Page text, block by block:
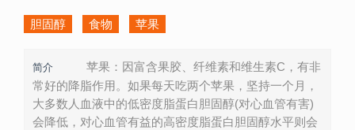
胆固醇 食物 苹果
简介
苹果：因富含果胶、纤维素和维生素C，有非
常好的降脂作用。如果每天吃两个苹果，坚持一个月，
大多数人血液中的低密度脂蛋白胆固醇(对心血管有害)
会降低，对心血管有益的高密度脂蛋白胆固醇水平则会